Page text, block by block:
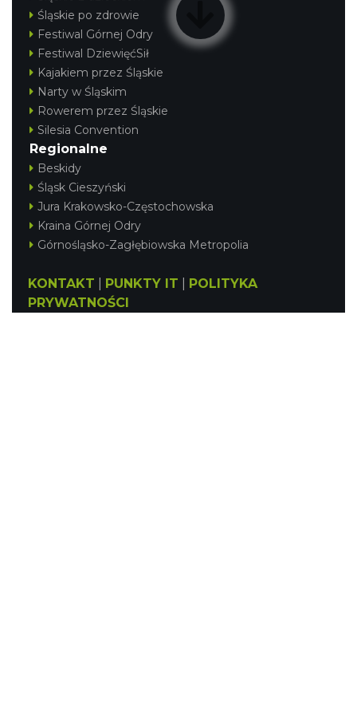
Śląskie po zdrowie
Festiwal Górnej Odry
Festiwal DziewięćSił
Kajakiem przez Śląskie
Narty w Śląskim
Rowerem przez Śląskie
Silesia Convention
Regionalne
Beskidy
Śląsk Cieszyński
Jura Krakowsko-Częstochowska
Kraina Górnej Odry
Górnośląsko-Zagłębiowska Metropolia
KONTAKT PUNKTY IT
POLITYKA
PRYWATNOŚCI